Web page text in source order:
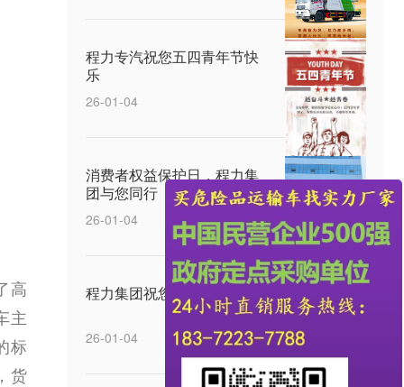
高
主
标
货
程力专汽祝您五四青年节快
乐
26-01-04
消费者权益保护日，程力集
团与您同行
26-01-04
程力集团祝您元宵节快乐
26-01-04